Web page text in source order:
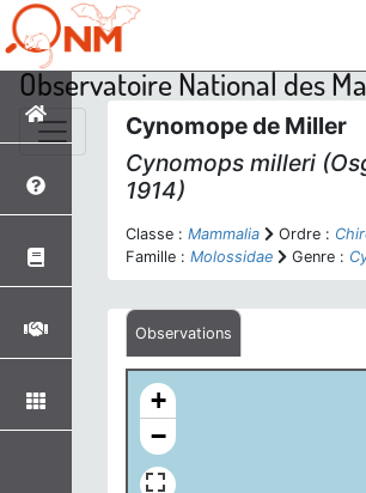
Observatoire National des
Cynomope de Miller
Cynomops milleri
1914)
Classe : Mammalia Ordre :
Famille : Molossidae Genre :
Observations
+
−